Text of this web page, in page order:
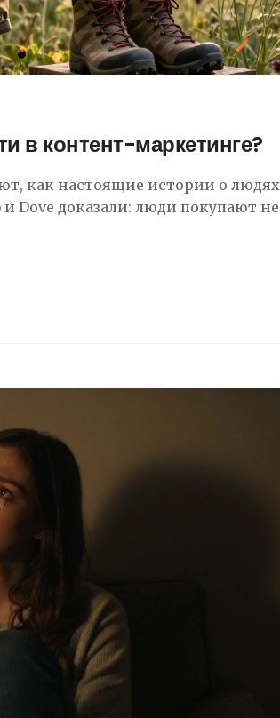
в контент-маркетинге?
как настоящие истории о людях
и Dove доказали: люди покупают не